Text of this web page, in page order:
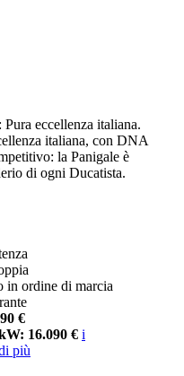
eccellenza italiana.
italiana, con DNA
la Panigale è
di ogni Ducatista.
in ordine di marcia
€
16.090 € i
più